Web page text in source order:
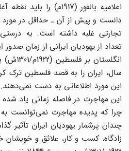
اعلامیه بالفور (1917م) را
دانست و پیش از آن ـ حداقل در مورد
تجارتی غلبه داشته است. به درستی
تعداد از یهودیان ایرانی از زمان صدور
انگلستان بر
سال، ایران را به قصد فلسطین ترک
این مورد اطلاعاتی به دست
این مهاجرت در فاصله زمانی یاد شده
چرا که پدیده مهاجرت نمی‌توانست به
چندان پرشمار یهودیان ایران تأثیر
زادگاه، کسب و کار، علائق و خویشان